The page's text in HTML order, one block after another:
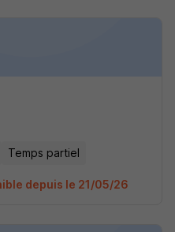
Temps partiel
depuis le 21/05/26